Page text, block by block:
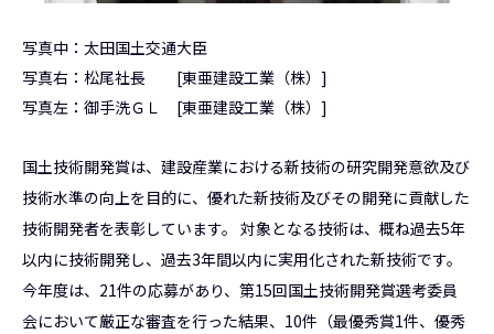
写真中：太田国土交通大臣
写真右：松尾社長 [東亜建設工業（株）]
写真左：御手洗ＧＬ [東亜建設工業（株）]
国土技術開発賞は、建設産業における新技術の研究開発意欲及び
技術水準の向上を目的に、優れた新技術及びその開発に貢献した
技術開発者を表彰しています。 対象となる技術は、概ね過去5年
以内に技術開発し、過去3年間以内に実用化された新技術です。
今年度は、21件の応募があり、第15回国土技術開発賞選考委員
会において厳正な審査を行った結果、10件（最優秀賞1件、優秀